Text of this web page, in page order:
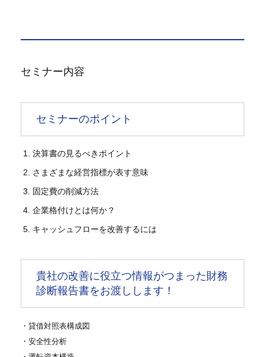
セミナー内容
セミナーのポイント
決算書の見るべきポイント
さまざまな経営指標が表す意味
固定費の削減方法
企業格付けとは何か？
キャッシュフローを改善するには
貴社の改善に役立つ情報がつまった財務
診断報告書をお渡しします！
・貸借対照表構成図
・安全性分析